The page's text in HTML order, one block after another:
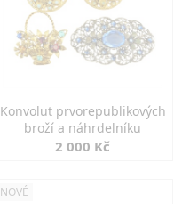
Konvolut prvorepublikových
broží a náhrdelníku
2 000 Kč
NOVÉ